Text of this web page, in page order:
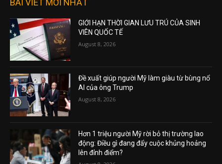
BÀI VIẾT MỚI NHẤT
GIỚI HẠN THỜI GIAN LƯU TRÚ CỦA SINH
VIÊN QUỐC TẾ
August 8, 2026
Đề xuất giúp người Mỹ làm giàu từ bùng nổ
AI của ông Trump
August 8, 2026
Hơn 1 triệu người Mỹ rời bỏ thị trường lao
động: Điều gì đang đẩy cuộc khủng hoảng
lên đỉnh điểm?